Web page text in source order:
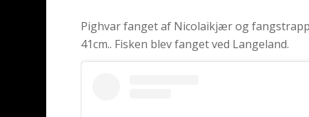
Pighvar fanget af Nicolaikjær og
41cm.. Fisken blev fanget ved Langeland.